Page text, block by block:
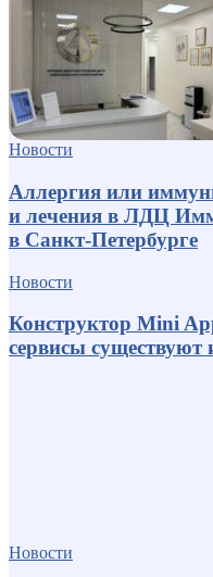
Новости
Аллергия или
и лечения в ЛДЦ
в Санкт-Петербурге
Новости
Конструктор Mini
сервисы
Новости